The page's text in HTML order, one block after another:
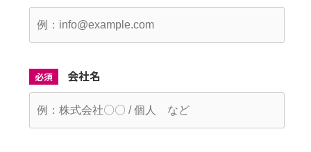
必須 会社名